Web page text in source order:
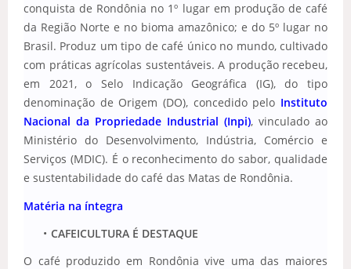
conquista de Rondônia no 1º lugar em produção de café
da Região Norte e no bioma amazônico; e do 5º lugar no
Brasil. Produz um tipo de café único no mundo, cultivado
com práticas agrícolas sustentáveis. A produção recebeu,
em 2021, o Selo Indicação Geográfica (IG), do tipo
denominação de Origem (DO), concedido pelo Instituto
Nacional da Propriedade Industrial (Inpi), vinculado ao
Ministério do Desenvolvimento, Indústria, Comércio e
Serviços (MDIC). É o reconhecimento do sabor, qualidade
e sustentabilidade do café das Matas de Rondônia.
Matéria na íntegra
CAFEICULTURA É DESTAQUE
O café produzido em Rondônia vive uma das maiores